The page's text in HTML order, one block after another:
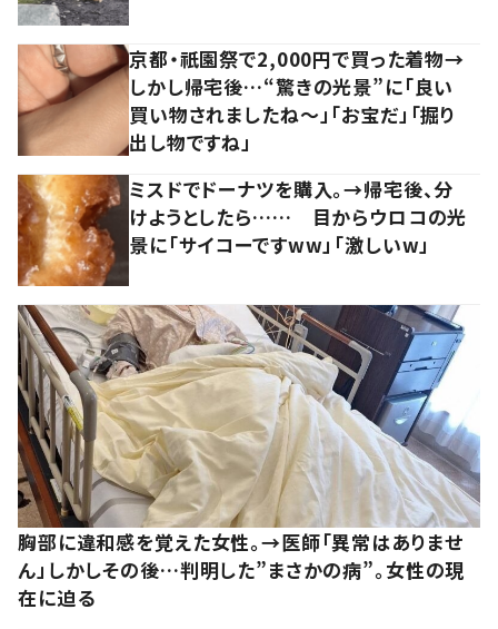
京都・祇園祭で2,000円で買った着物→
しかし帰宅後…“驚きの光景”に「良い
買い物されましたね～」「お宝だ」「掘り
出し物ですね」
ミスドでドーナツを購入。→帰宅後、分
けようとしたら…… 目からウロコの光
景に「サイコーですww」「激しいw」
胸部に違和感を覚えた女性。→医師「異常はありませ
ん」しかしその後…判明した”まさかの病”。女性の現
在に迫る